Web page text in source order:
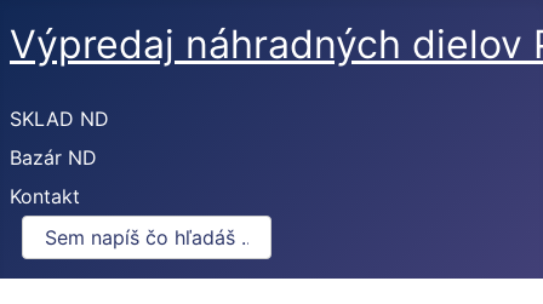
Výpredaj náhradných dielov
SKLAD ND
Bazár ND
Kontakt